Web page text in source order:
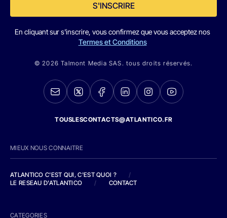
S'INSCRIRE
En cliquant sur s'inscrire, vous confirmez que vous acceptez nos
Termes et Conditions
© 2026 Talmont Media SAS. tous droits réservés.
TOUSLESCONTACTS@ATLANTICO.FR
MIEUX NOUS CONNAITRE
ATLANTICO C'EST QUI, C'EST QUOI ?
/
LE RESEAU D'ATLANTICO
/ CONTACT
CATEGORIES